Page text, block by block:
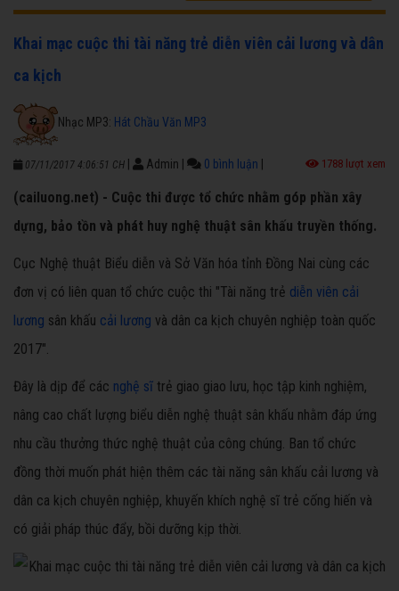
Khai mạc cuộc thi tài năng trẻ diễn viên cải lương và dân
ca kịch
Nhạc MP3: Hát Chầu Văn MP3
07/11/2017 4:06:51 CH Admin 0 bình luận 1788 lượt xem
(cailuong.net) - Cuộc thi được tổ chức nhằm góp phần xây
dựng, bảo tồn và phát huy nghệ thuật sân khấu truyền thống.
Cục Nghệ thuật Biểu diễn và Sở Văn hóa tỉnh Đồng Nai cùng các
đơn vị có liên quan tổ chức cuộc thi "Tài năng trẻ diễn viên cải
lương sân khấu cải lương và dân ca kịch chuyên nghiệp toàn quốc
2017".
Đây là dịp để các nghệ sĩ trẻ giao giao lưu, học tập kinh nghiệm,
nâng cao chất lượng biểu diễn nghệ thuật sân khấu nhằm đáp ứng
nhu cầu thưởng thức nghệ thuật của công chúng. Ban tổ chức
đồng thời muốn phát hiện thêm các tài năng sân khấu cải lương và
dân ca kịch chuyên nghiệp, khuyến khích nghệ sĩ trẻ cống hiến và
có giải pháp thúc đẩy, bồi dưỡng kịp thời.